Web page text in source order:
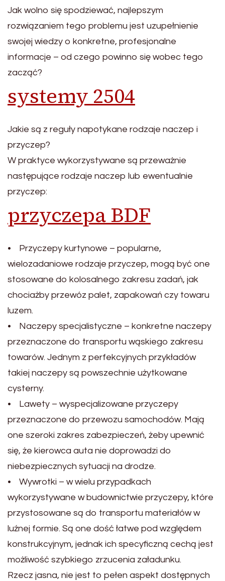
Jak wolno się spodziewać, najlepszym
rozwiązaniem tego problemu jest uzupełnienie
swojej wiedzy o konkretne, profesjonalne
informacje – od czego powinno się wobec tego
zacząć?
systemy 2504
Jakie są z reguły napotykane rodzaje naczep i
przyczep?
W praktyce wykorzystywane są przeważnie
następujące rodzaje naczep lub ewentualnie
przyczep:
przyczepa BDF
• Przyczepy kurtynowe – popularne,
wielozadaniowe rodzaje przyczep, mogą być one
stosowane do kolosalnego zakresu zadań, jak
chociażby przewóz palet, zapakowań czy towaru
luzem.
• Naczepy specjalistyczne – konkretne naczepy
przeznaczone do transportu wąskiego zakresu
towarów. Jednym z perfekcyjnych przykładów
takiej naczepy są powszechnie użytkowane
cysterny.
• Lawety – wyspecjalizowane przyczepy
przeznaczone do przewozu samochodów. Mają
one szeroki zakres zabezpieczeń, żeby upewnić
się, że kierowca auta nie doprowadzi do
niebezpiecznych sytuacji na drodze.
• Wywrotki – w wielu przypadkach
wykorzystywane w budownictwie przyczepy, które
przystosowane są do transportu materiałów w
luźnej formie. Są one dość łatwe pod względem
konstrukcyjnym, jednak ich specyficzną cechą jest
możliwość szybkiego zrzucenia załadunku.
Rzecz jasna, nie jest to pełen aspekt dostępnych